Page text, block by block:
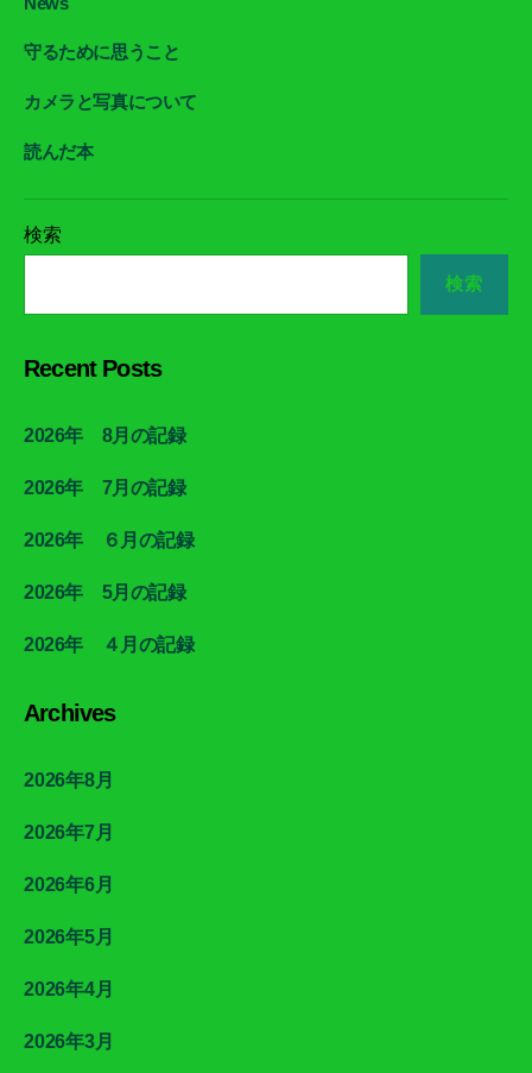
守るために思うこと
カメラと写真について
読んだ本
検索
検索
Recent Posts
2026年 8月の記録
2026年 7月の記録
2026年 ６月の記録
2026年 5月の記録
2026年 ４月の記録
Archives
2026年8月
2026年7月
2026年6月
2026年5月
2026年4月
2026年3月